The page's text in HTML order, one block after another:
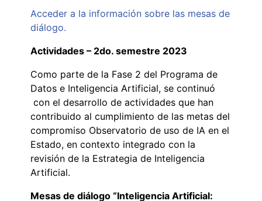
Acceder a la información sobre las mesas de
diálogo.
Actividades – 2do. semestre 2023
Como parte de la Fase 2 del Programa de
Datos e Inteligencia Artificial, se continuó
con el desarrollo de actividades que han
contribuido al cumplimiento de las metas del
compromiso Observatorio de uso de IA en el
Estado, en contexto integrado con la
revisión de la Estrategia de Inteligencia
Artificial.
Mesas de diálogo “Inteligencia Artificial: